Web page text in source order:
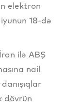
elektron
18-də
ilə ABŞ
nail
dövrün